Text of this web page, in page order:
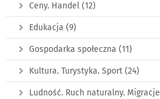
Ceny. Handel (12)
Edukacja (9)
Gospodarka społeczna (11)
Kultura. Turystyka. Sport (24)
Ludność. Ruch naturalny. Migracje